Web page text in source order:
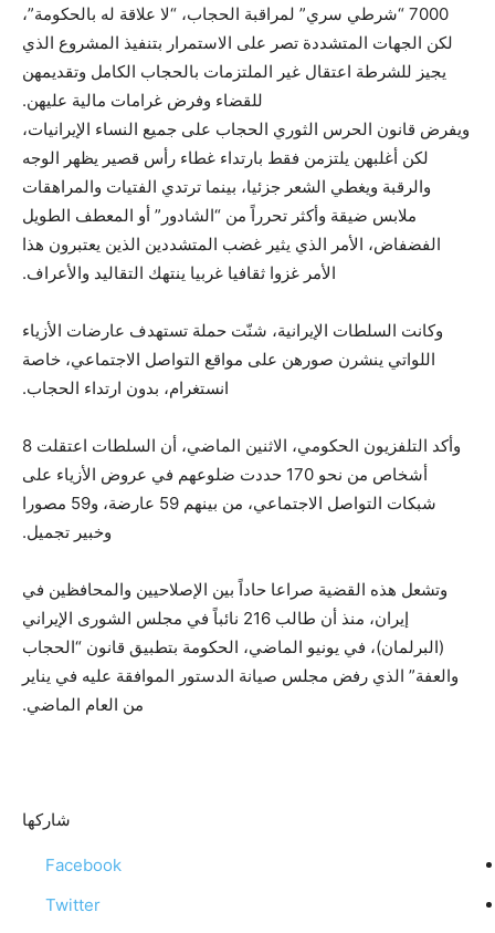
7000 “شرطي سري” لمراقبة الحجاب، “لا علاقة له بالحكومة”،
لكن الجهات المتشددة تصر على الاستمرار بتنفيذ المشروع الذي
يجيز للشرطة اعتقال غير الملتزمات بالحجاب الكامل وتقديمهن
للقضاء وفرض غرامات مالية عليهن.
ويفرض قانون الحرس الثوري الحجاب على جميع النساء الإيرانيات،
لكن أغلبهن يلتزمن فقط بارتداء غطاء رأس قصير يظهر الوجه
والرقبة ويغطي الشعر جزئيا، بينما ترتدي الفتيات والمراهقات
ملابس ضيقة وأكثر تحرراً من “الشادور” أو المعطف الطويل
الفضفاض، الأمر الذي يثير غضب المتشددين الذين يعتبرون هذا
الأمر غزوا ثقافيا غربيا ينتهك التقاليد والأعراف.
وكانت السلطات الإيرانية، شنّت حملة تستهدف عارضات الأزياء
اللواتي ينشرن صورهن على مواقع التواصل الاجتماعي، خاصة
انستغرام، بدون ارتداء الحجاب.
وأكد التلفزيون الحكومي، الاثنين الماضي، أن السلطات اعتقلت 8
أشخاص من نحو 170 حددت ضلوعهم في عروض الأزياء على
شبكات التواصل الاجتماعي، من بينهم 59 عارضة، و59 مصورا
وخبير تجميل.
وتشعل هذه القضية صراعا حاداً بين الإصلاحيين والمحافظين في
إيران، منذ أن طالب 216 نائباً في مجلس الشورى الإيراني
(البرلمان)، في يونيو الماضي، الحكومة بتطبيق قانون “الحجاب
والعفة” الذي رفض مجلس صيانة الدستور الموافقة عليه في يناير
من العام الماضي.
شاركها
Facebook
Twitter